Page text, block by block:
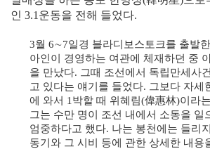
인 3.1운동을 전해 들었다.
3월 6∼7일경 블라디보스토크를 출발
아인이 경영하는 여관에 체재하던 중
을 만났다. 그때 조선에서 독립만세사
고 있다는 얘기를 들었다. 그보다 자세
에 와서 1박할 때 위혜림(偉惠林)이라
그는 수만 명이 조선 내에서 소동을 일
엄중하다고 했다. 나는 봉천에는 들리
동기와 그 시비 등에 관한 상세한 내용